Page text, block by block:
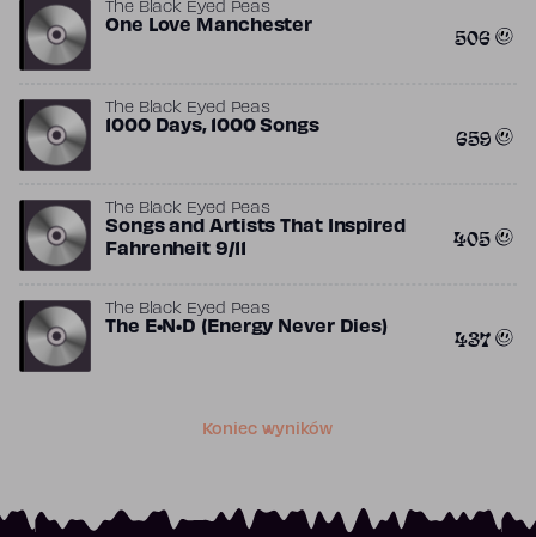
The Black Eyed Peas
One Love Manchester 506
The Black Eyed Peas
1000 Days, 1000 Songs 659
The Black Eyed Peas
Songs and Artists That Inspired
Fahrenheit 9/11
405
The Black Eyed Peas
The E•N•D (Energy Never Dies) 437
Koniec wyników